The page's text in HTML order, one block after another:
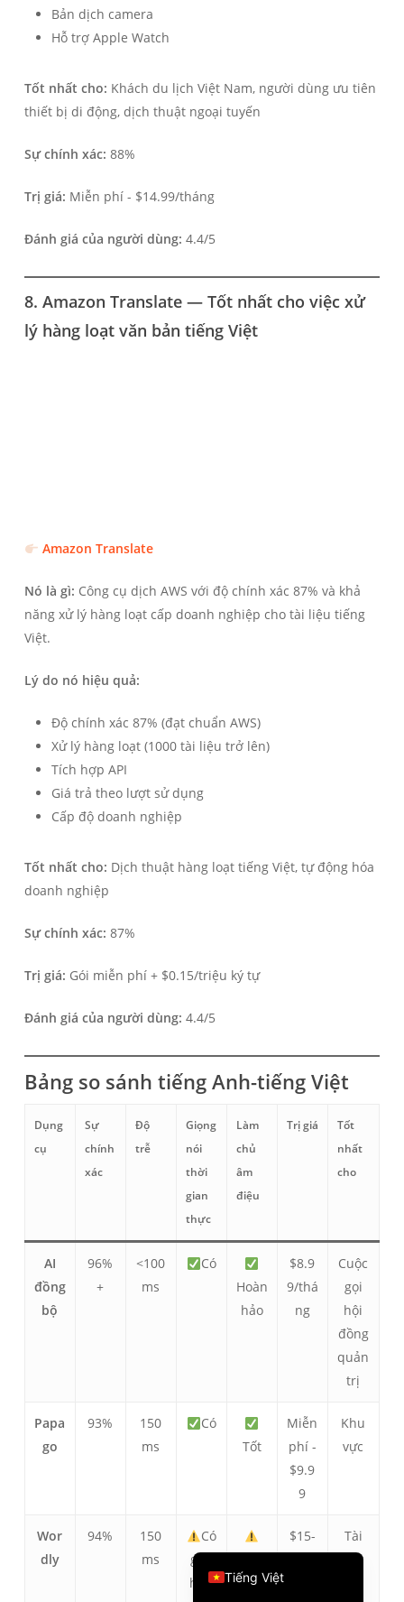
Bản dịch camera
Hỗ trợ Apple Watch
Tốt nhất cho: Khách du lịch Việt Nam, người dùng ưu tiên
thiết bị di động, dịch thuật ngoại tuyến
Sự chính xác: 88%
Trị giá: Miễn phí - $14.99/tháng
Đánh giá của người dùng: 4.4/5
8. Amazon Translate — Tốt nhất cho việc xử
lý hàng loạt văn bản tiếng Việt
Amazon Translate
Nó là gì: Công cụ dịch AWS với độ chính xác 87% và khả
năng xử lý hàng loạt cấp doanh nghiệp cho tài liệu tiếng
Việt.
Lý do nó hiệu quả:
Độ chính xác 87% (đạt chuẩn AWS)
Xử lý hàng loạt (1000 tài liệu trở lên)
Tích hợp API
Giá trả theo lượt sử dụng
Cấp độ doanh nghiệp
Tốt nhất cho: Dịch thuật hàng loạt tiếng Việt, tự động hóa
doanh nghiệp
Sự chính xác: 87%
Trị giá: Gói miễn phí + $0.15/triệu ký tự
Đánh giá của người dùng: 4.4/5
Bảng so sánh tiếng Anh-tiếng Việt
Dụng
cụ
Sự
chính
xác
Độ
trễ
Giọng
nói
thời
gian
thực
Làm
chủ
âm
điệu
Trị giá
Tốt
nhất
cho
AI
đồng
bộ
96%
+
<100
ms
Có
Hoàn
hảo
$8.9
9/thá
ng
Cuộc
gọi
hội
đồng
quản
trị
Papa
go
93%
150
ms
Có
Tốt
Miễn
phí -
$9.9
9
Khu
vực
Wor
dly
94%
150
ms
Có
giới
hạn
bằng
$15-
Tài
liệu
Tiếng Việt
English
Русский
Italiano
Čeština
Português do Brasil
हिन्दी
Türkçe
Українська